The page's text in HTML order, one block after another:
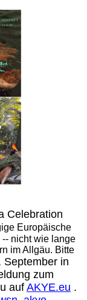
Celebration
Europäische
nicht wie lange
im Allgäu. Bitte
September in
zum
auf AKYE.eu .